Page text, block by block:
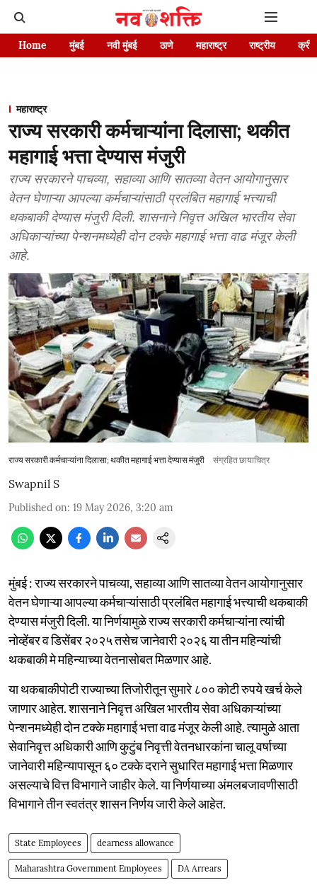
Home मुंबई नवी मुंबई ठाणे महाराष्ट्र राष्ट्रीय
महाराष्ट्र
राज्य सरकारी कर्मचाऱ्यांना दिलासा; थकीत
महागाई भत्ता देण्यास मंजुरी
राज्य सरकारने पाचव्या, सहाव्या आणि सातव्या वेतन आयोगानुसार
वेतन घेणाऱ्या आपल्या कर्मचाऱ्यांसाठी प्रलंबित महागाई भत्त्याची
थकबाकी देण्यास मंजुरी दिली. शासनाने निवृत्त अखिल भारतीय सेवा
अधिकाऱ्यांच्या पेन्शनमध्येही दोन टक्के महागाई भत्ता वाढ मंजूर केली
आहे.
राज्य सरकारी कर्मचाऱ्यांना दिलासा; थकीत महागाई भत्ता देण्यास मंजुरी संग्रहित छायाचित्र
Swapnil S
Published on: 19 May 2026, 3:20 am
मुंबई : राज्य सरकारने पाचव्या, सहाव्या आणि सातव्या वेतन आयोगानुसार
वेतन घेणाऱ्या आपल्या कर्मचाऱ्यांसाठी प्रलंबित महागाई भत्त्याची थकबाकी
देण्यास मंजुरी दिली. या निर्णयामुळे राज्य सरकारी कर्मचाऱ्यांना त्यांची
नोव्हेंबर व डिसेंबर २०२५ तसेच जानेवारी २०२६ या तीन महिन्यांची
थकबाकी मे महिन्याच्या वेतनासोबत मिळणार आहे.
या थकबाकीपोटी राज्याच्या तिजोरीतून सुमारे ८०० कोटी रुपये खर्च केले
जाणार आहेत. शासनाने निवृत्त अखिल भारतीय सेवा अधिकाऱ्यांच्या
पेन्शनमध्येही दोन टक्के महागाई भत्ता वाढ मंजूर केली आहे. त्यामुळे आता
सेवानिवृत्त अधिकारी आणि कुटुंब निवृत्ती वेतनधारकांना चालू वर्षाच्या
जानेवारी महिन्यापासून ६० टक्के दराने सुधारित महागाई भत्ता मिळणार
असल्याचे वित्त विभागाने जाहीर केले. या निर्णयाच्या अंमलबजावणीसाठी
विभागाने तीन स्वतंत्र शासन निर्णय जारी केले आहेत.
State Employees dearness allowance
Maharashtra Government Employees DA Arrears